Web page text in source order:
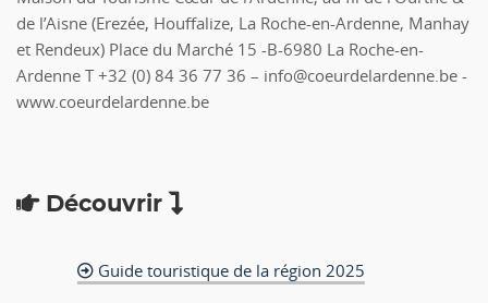
de l’Aisne (Erezée, Houffalize, La Roche-en-Ardenne, Manhay
et Rendeux) Place du Marché 15 -B-6980 La Roche-en-
Ardenne T +32 (0) 84 36 77 36 – info@coeurdelardenne.be -
www.coeurdelardenne.be
Découvrir
Guide touristique de la région 2025